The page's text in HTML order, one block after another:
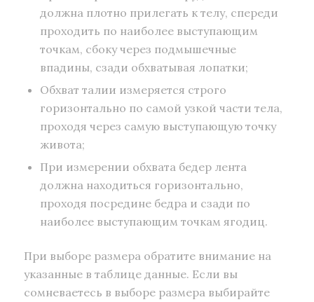
должна плотно прилегать к телу, спереди
проходить по наиболее выступающим
точкам, сбоку через подмышечные
впадины, сзади обхватывая лопатки;
Обхват талии измеряется строго
горизонтально по самой узкой части тела,
проходя через самую выступающую точку
живота;
При измерении обхвата бедер лента
должна находиться горизонтально,
проходя посредине бедра и сзади по
наиболее выступающим точкам ягодиц.
При выборе размера обратите внимание на
указанные в таблице данные. Если вы
сомневаетесь в выборе размера выбирайте